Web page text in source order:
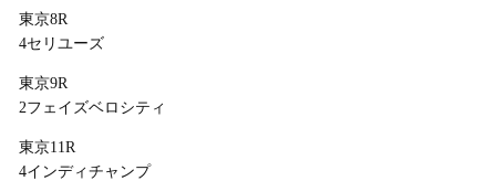
東京8R
4セリユーズ
東京9R
2フェイズベロシティ
東京11R
4インディチャンプ